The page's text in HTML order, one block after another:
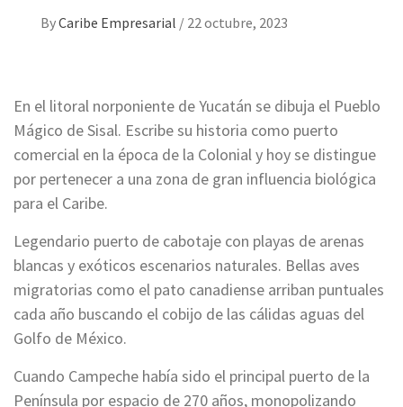
ByCaribe Empresarial / 22 octubre, 2023
En el litoral norponiente de Yucatán se dibuja el Pueblo
Mágico de Sisal. Escribe su historia como puerto
comercial en la época de la Colonial y hoy se distingue
por pertenecer a una zona de gran influencia biológica
para el Caribe.
Legendario puerto de cabotaje con playas de arenas
blancas y exóticos escenarios naturales. Bellas aves
migratorias como el pato canadiense arriban puntuales
cada año buscando el cobijo de las cálidas aguas del
Golfo de México.
Cuando Campeche había sido el principal puerto de la
Península por espacio de 270 años, monopolizando